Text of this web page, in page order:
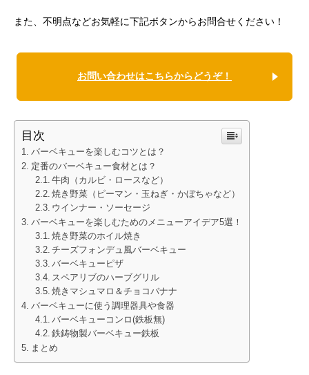
また、不明点などお気軽に下記ボタンからお問合せください！
お問い合わせはこちらからどうぞ！
目次
バーベキューを楽しむコツとは？
定番のバーベキュー食材とは？
牛肉（カルビ・ロースなど）
焼き野菜（ピーマン・玉ねぎ・かぼちゃなど）
ウインナー・ソーセージ
バーベキューを楽しむためのメニューアイデア5選！
焼き野菜のホイル焼き
チーズフォンデュ風バーベキュー
バーベキューピザ
スペアリブのハーブグリル
焼きマシュマロ＆チョコバナナ
バーベキューに使う調理器具や食器
バーベキューコンロ(鉄板無)
鉄鋳物製バーベキュー鉄板
まとめ